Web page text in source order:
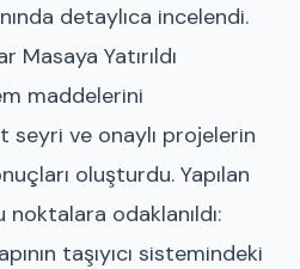
detaylıca incelendi.
Masaya Yatırıldı
maddelerini
ve onaylı projelerin
oluşturdu. Yapılan
odaklanıldı:
taşıyıcı sistemindeki